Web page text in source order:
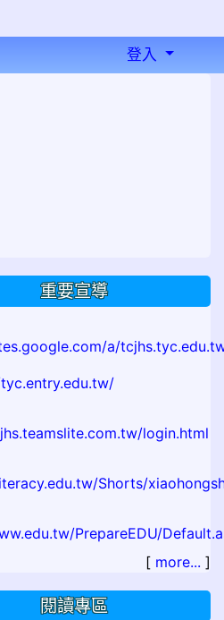
登入
重要宣導
[ more... ]
閱讀專區